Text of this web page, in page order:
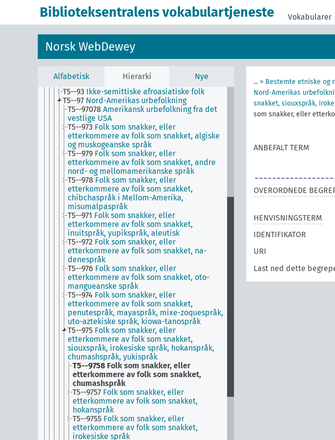
Biblioteksentralens vokabulartjeneste Vokabularer
Norsk WebDewey
Alfabetisk Hierarki Nye
T5--1-9 Bestemte etniske og nasjonale grupper
T5--91 Andre indoeuropeiske folk
Folk av nord- og vestasiatisk
opprinnelse eller bosetning; dravider; folk
som snakker, eller etterkommere av folk som
T5--93 Ikke-semittiske afroasiatiske folk
T5--97 Nord-Amerikas urbefolkning
T5--97078 Amerikansk urbefolkning fra det
vestlige USA
T5--973 Folk som snakker, eller
etterkommere av folk som snakket, algiske
og muskogeanske språk
T5--979 Folk som snakker, eller
etterkommere av folk som snakket, andre
nord- og mellomamerikanske språk
T5--978 Folk som snakker, eller
etterkommere av folk som snakket,
chibchaspråk i Mellom-Amerika,
misumalpaspråk
T5--971 Folk som snakker, eller
etterkommere av folk som snakket,
inuitspråk, yupikspråk, aleutisk
T5--972 Folk som snakker, eller
etterkommere av folk som snakket, na-
denespråk
T5--976 Folk som snakker, eller
etterkommere av folk som snakket, oto-
mangueanske språk
T5--974 Folk som snakker, eller
etterkommere av folk som snakket,
penutespråk, mayaspråk, mixe-zoquespråk,
uto-aztekiske språk, kiowa-tanospråk
T5--975 Folk som snakker, eller
etterkommere av folk som snakket,
siouxspråk, irokesiske språk, hokanspråk,
chumashspråk, yukispråk
T5--9758 Folk som snakker, eller
etterkommere av folk som snakket,
chumashspråk
T5--9757 Folk som snakker, eller
etterkommere av folk som snakket,
hokanspråk
T5--9755 Folk som snakker, eller
etterkommere av folk som snakket,
irokesiske språk
... > Bestemte etniske og
Nord-Amerikas
snakket, siouxspråk,
som snakker, eller
ANBEFALT TERM
OVERORDNEDE
HENVISNINGSTERM
IDENTIFIKATOR
URI
Last ned dette